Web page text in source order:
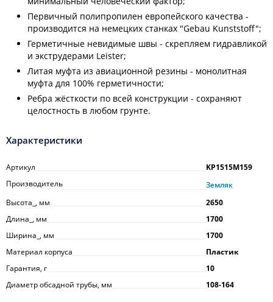
Первичный полипропилен европейского качества -
производится на немецких станках "Gebau Kunststoff";
Герметичные невидимые швы - скрепляем гидравликой
и экструдерами Leister;
Литая муфта из авиационной резины - монолитная
муфта для 100% герметичности;
Ребра жёсткости по всей конструкции - сохраняют
целостность в любом грунте.
Характеристики
Артикул
KP1515M159
Производитель
Земляк
Высота_, мм
2650
Длина_, мм
1700
Ширина_, мм
1700
Материал корпуса
Пластик
Гарантия, г
10
Диаметр обсадной трубы, мм
108-164